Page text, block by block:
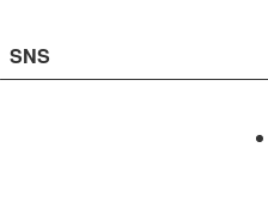
SNS